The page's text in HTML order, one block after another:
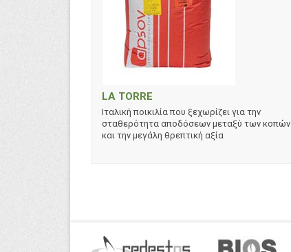
LA TORRE
Ιταλική ποικιλία που ξεχωρίζει για την
σταθερότητα αποδόσεων μεταξύ των κοπών
και την μεγάλη θρεπτική αξία